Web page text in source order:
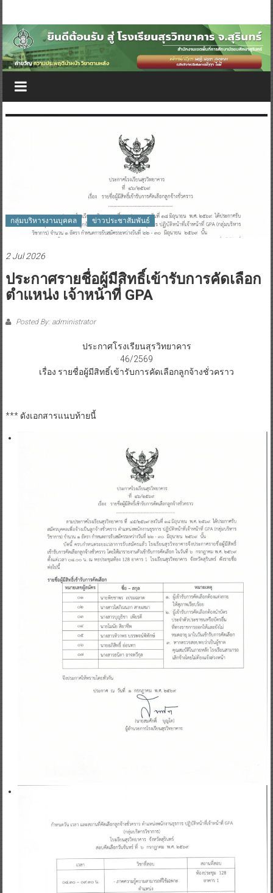
กลุ่มบริหารงานบุคคล ข่าวประชาสัมพันธ์
2 Jul 2026
ประกาศรายชื่อผู้มีสิทธิ์เข้ารับการคัดเลือก
ตำแหน่ง เจ้าหน้าที่ GPA
Posted By: administrator
ประกาศโรงเรียนสุรวิทยาคาร
46/2569
เรื่อง รายชื่อผู้มีสิทธิ์เข้ารับการคัดเลือกลูกจ้างชั่วคราว
*** ดังเอกสารแนบท้ายนี้